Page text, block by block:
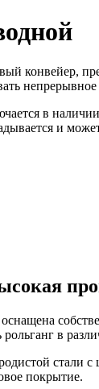
конвейер,
в
и
в
покрытие.